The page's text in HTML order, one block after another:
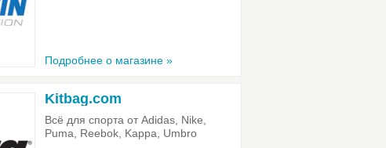
Подробнее о магазине »
Kitbag.com
Всё для спорта от Adidas, Nike,
Puma, Reebok, Kappa, Umbro